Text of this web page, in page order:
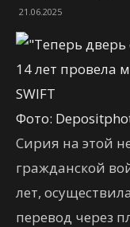
21.06.2025
Фото:
Сирия на этой
гражданской
лет,
перевод через